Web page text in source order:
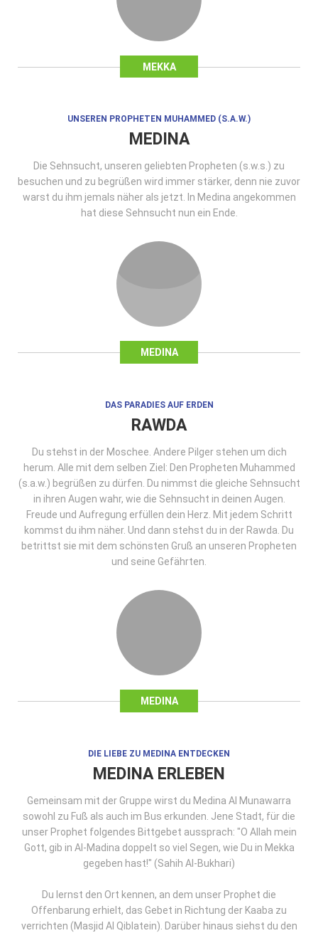
MEKKA
MEDINA
UNSEREN PROPHETEN MUHAMMED (S.A.W.)
MEDINA
Die Sehnsucht, unseren geliebten Propheten (s.w.s.) zu
besuchen und zu begrüßen wird immer stärker, denn nie zuvor
warst du ihm jemals näher als jetzt. In Medina angekommen
hat diese Sehnsucht nun ein Ende.
MEDINA
DAS PARADIES AUF ERDEN
RAWDA
Du stehst in der Moschee. Andere Pilger stehen um dich
herum. Alle mit dem selben Ziel: Den Propheten Muhammed
(s.a.w.) begrüßen zu dürfen. Du nimmst die gleiche Sehnsucht
in ihren Augen wahr, wie die Sehnsucht in deinen Augen.
Freude und Aufregung erfüllen dein Herz. Mit jedem Schritt
kommst du ihm näher. Und dann stehst du in der Rawda. Du
betrittst sie mit dem schönsten Gruß an unseren Propheten
und seine Gefährten.
DIE LIEBE ZU MEDINA ENTDECKEN
MEDINA ERLEBEN
Gemeinsam mit der Gruppe wirst du Medina Al Munawarra
sowohl zu Fuß als auch im Bus erkunden. Jene Stadt, für die
unser Prophet folgendes Bittgebet aussprach: "O Allah mein
Gott, gib in Al-Madina doppelt so viel Segen, wie Du in Mekka
gegeben hast!" (Sahih Al-Bukhari)
Du lernst den Ort kennen, an dem unser Prophet die
Offenbarung erhielt, das Gebet in Richtung der Kaaba zu
verrichten (Masjid Al Qiblatein). Darüber hinaus siehst du den